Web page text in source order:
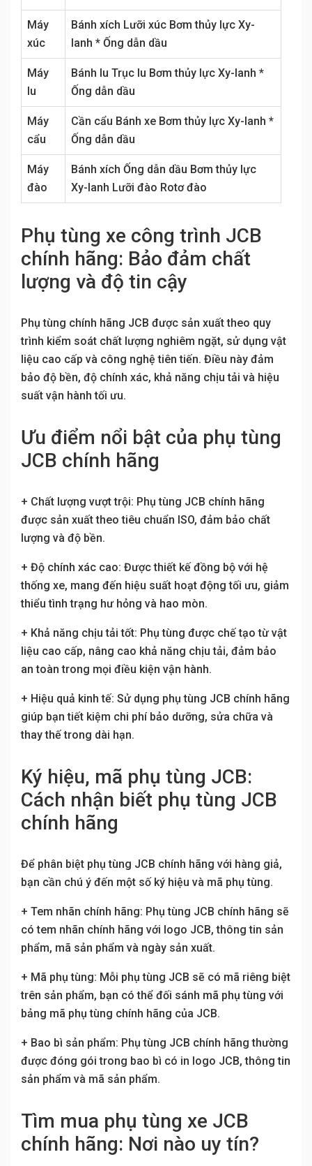
Máy
xúc
Bánh xích Lưỡi xúc Bơm thủy lực Xy-
lanh * Ống dẫn dầu
Máy
lu
Bánh lu Trục lu Bơm thủy lực Xy-lanh *
Ống dẫn dầu
Máy
cẩu
Cần cẩu Bánh xe Bơm thủy lực Xy-lanh *
Ống dẫn dầu
Máy
đào
Bánh xích Ống dẫn dầu Bơm thủy lực
Xy-lanh Lưỡi đào Rotơ đào
Phụ tùng xe công trình JCB
chính hãng: Bảo đảm chất
lượng và độ tin cậy
Phụ tùng chính hãng JCB được sản xuất theo quy
trình kiểm soát chất lượng nghiêm ngặt, sử dụng vật
liệu cao cấp và công nghệ tiên tiến. Điều này đảm
bảo độ bền, độ chính xác, khả năng chịu tải và hiệu
suất vận hành tối ưu.
Ưu điểm nổi bật của phụ tùng
JCB chính hãng
+ Chất lượng vượt trội: Phụ tùng JCB chính hãng
được sản xuất theo tiêu chuẩn ISO, đảm bảo chất
lượng và độ bền.
+ Độ chính xác cao: Được thiết kế đồng bộ với hệ
thống xe, mang đến hiệu suất hoạt động tối ưu, giảm
thiểu tình trạng hư hỏng và hao mòn.
+ Khả năng chịu tải tốt: Phụ tùng được chế tạo từ vật
liệu cao cấp, nâng cao khả năng chịu tải, đảm bảo
an toàn trong mọi điều kiện vận hành.
+ Hiệu quả kinh tế: Sử dụng phụ tùng JCB chính hãng
giúp bạn tiết kiệm chi phí bảo dưỡng, sửa chữa và
thay thế trong dài hạn.
Ký hiệu, mã phụ tùng JCB:
Cách nhận biết phụ tùng JCB
chính hãng
Để phân biệt phụ tùng JCB chính hãng với hàng giả,
bạn cần chú ý đến một số ký hiệu và mã phụ tùng.
+ Tem nhãn chính hãng: Phụ tùng JCB chính hãng sẽ
có tem nhãn chính hãng với logo JCB, thông tin sản
phẩm, mã sản phẩm và ngày sản xuất.
+ Mã phụ tùng: Mỗi phụ tùng JCB sẽ có mã riêng biệt
trên sản phẩm, bạn có thể đối sánh mã phụ tùng với
bảng mã phụ tùng chính hãng của JCB.
+ Bao bì sản phẩm: Phụ tùng JCB chính hãng thường
được đóng gói trong bao bì có in logo JCB, thông tin
sản phẩm và mã sản phẩm.
Tìm mua phụ tùng xe JCB
chính hãng: Nơi nào uy tín?